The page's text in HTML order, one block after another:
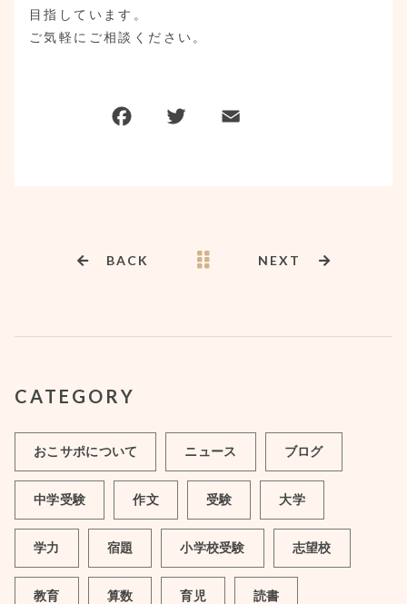
目指しています。
ご気軽にご相談ください。
BACK NEXT
CATEGORY
おこサポについて ニュース ブログ
中学受験 作文 受験 大学
学力 宿題 小学校受験 志望校
教育 算数 育児 読書